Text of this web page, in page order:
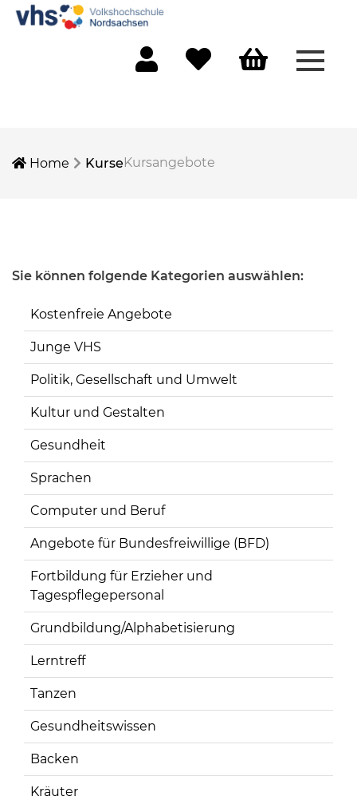
Home KurseKursangebote
Sie können folgende Kategorien auswählen:
Kostenfreie Angebote
Junge VHS
Politik, Gesellschaft und Umwelt
Kultur und Gestalten
Gesundheit
Sprachen
Computer und Beruf
Angebote für Bundesfreiwillige (BFD)
Fortbildung für Erzieher und
Tagespflegepersonal
Grundbildung/Alphabetisierung
Lerntreff
Tanzen
Gesundheitswissen
Backen
Kräuter